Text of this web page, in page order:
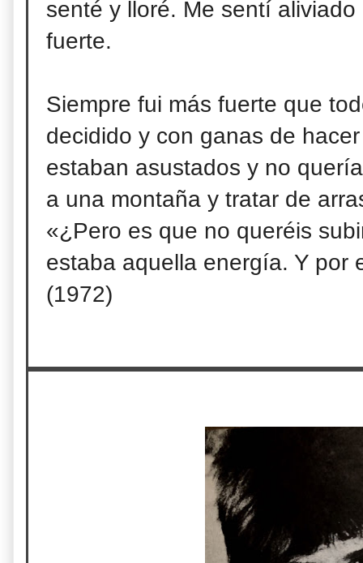
senté y lloré. Me sentí
fuerte.
Siempre fui más fuerte que
decidido y con ganas de
estaban asustados y no
a una montaña y tratar de
«¿Pero es que no queréis
estaba aquella energía. Y por
(1972)